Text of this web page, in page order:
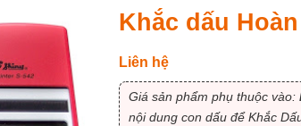
Khắc dấu
Liên hệ
Giá sản phẩm phụ thuộc vào:
nội dung con dấu để Khắc